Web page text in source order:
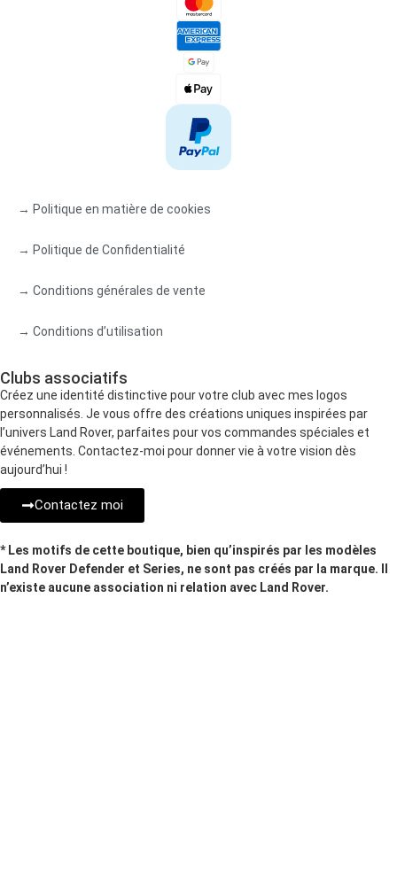
→ Politique en matière de cookies
→ Politique de Confidentialité
→ Conditions générales de vente
→ Conditions d’utilisation
Clubs associatifs
Créez une identité distinctive pour votre club avec mes logos
personnalisés. Je vous offre des créations uniques inspirées par
l’univers Land Rover, parfaites pour vos commandes spéciales et
événements. Contactez-moi pour donner vie à votre vision dès
aujourd’hui !
Contactez moi
* Les motifs de cette boutique, bien qu’inspirés par les modèles
Land Rover Defender et Series, ne sont pas créés par la marque. Il
n’existe aucune association ni relation avec Land Rover.